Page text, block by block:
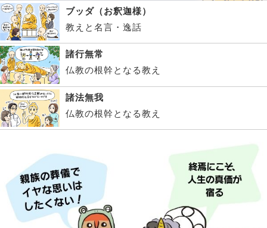
ブッダ（お釈迦様）
教えと名言・逸話
諸行無常
仏教の根幹となる教え
諸法無我
仏教の根幹となる教え